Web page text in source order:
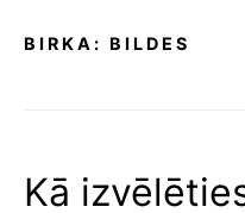
BIRKA: BILDES
Kā